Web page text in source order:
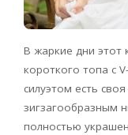
В жаркие дни этот
короткого топа с
силуэтом есть
зигзагообразным
полностью